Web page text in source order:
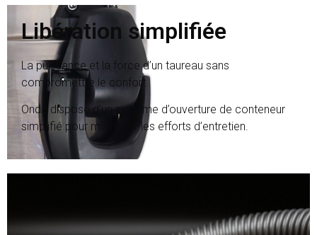
Libération simplifiée
La puissance et la force d’un taureau sans
compromettre le confort.
Onda dispose d’un système d’ouverture de conteneur
simplifié pour minimiser les efforts d’entretien.